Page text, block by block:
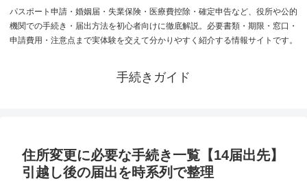
パスポート申請・婚姻届・失業保険・医療費控除・確定申告など、役所や公的
機関での手続き・届出方法を初心者向けに徹底解説。必要書類・期限・窓口・
申請費用・注意点まで実体験を交えて分かりやすく紹介する情報サイトです。
手続きガイド
住所変更に必要な手続き一覧【14届出先】
引越し後の届出を時系列で整理